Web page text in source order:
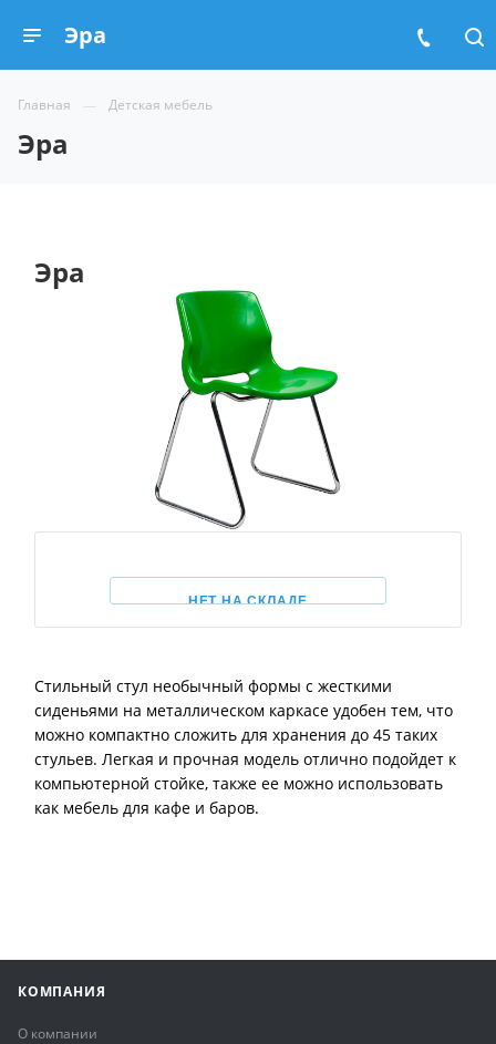
Эра
Главная Детская мебель
Эра
Эра
НЕТ НА СКЛАДЕ
Стильный стул необычный формы с жесткими
сиденьями на металлическом каркасе удобен тем, что
можно компактно сложить для хранения до 45 таких
стульев. Легкая и прочная модель отлично подойдет к
компьютерной стойке, также ее можно использовать
как мебель для кафе и баров.
КОМПАНИЯ
О компании